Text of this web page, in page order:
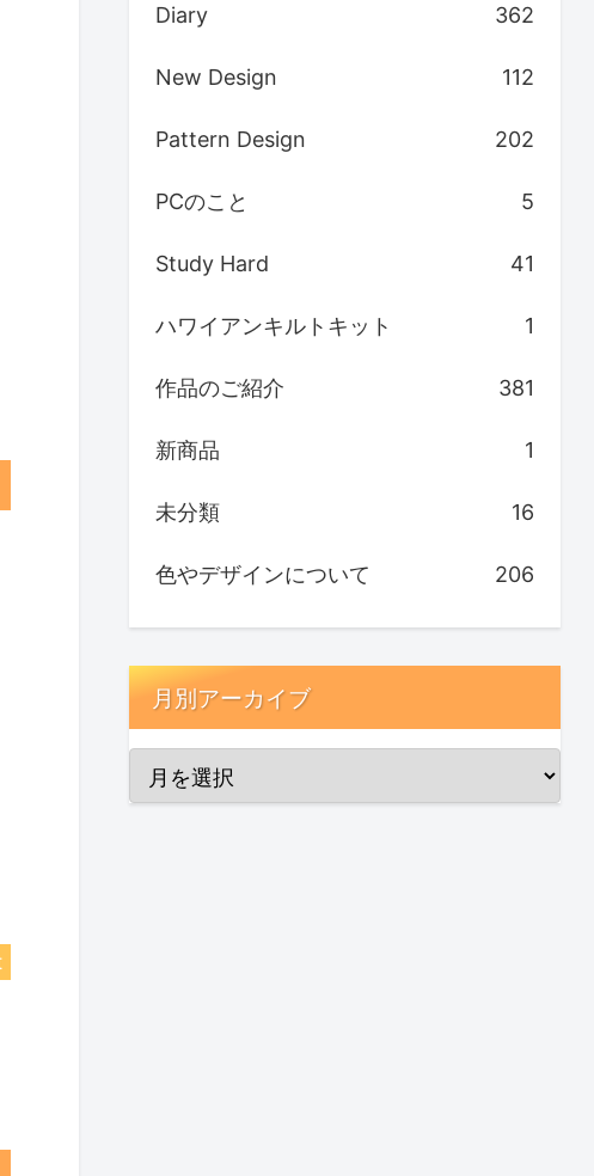
Diary 362
New Design 112
Pattern Design 202
PCのこと 5
Study Hard 41
ハワイアンキルトキット 1
作品のご紹介 381
新商品 1
未分類 16
色やデザインについて 206
月別アーカイブ